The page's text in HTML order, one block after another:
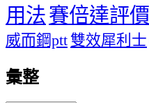
用法賽倍達評價
威而鋼ptt 雙效犀利士
彙整